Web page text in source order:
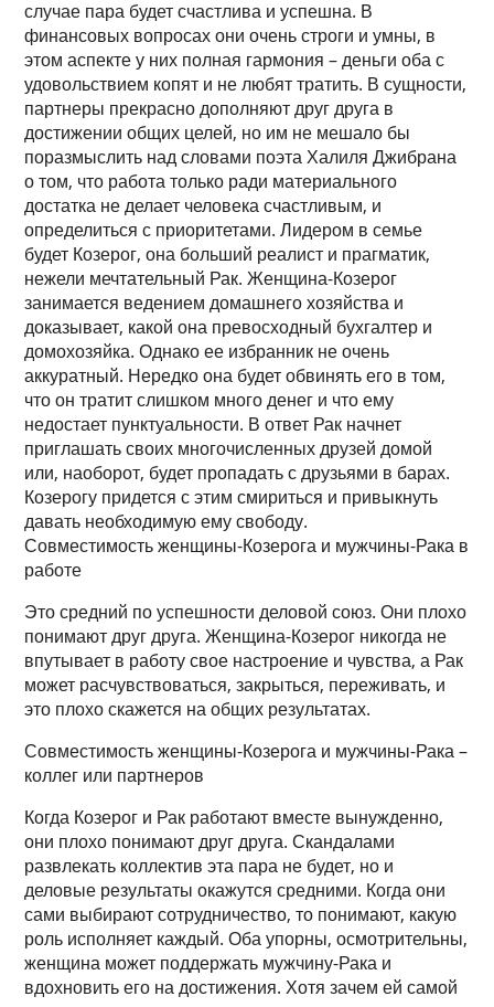
случае пара будет счастлива и успешна. В
финансовых вопросах они очень строги и умны, в
этом аспекте у них полная гармония – деньги оба с
удовольствием копят и не любят тратить. В сущности,
партнеры прекрасно дополняют друг друга в
достижении общих целей, но им не мешало бы
поразмыслить над словами поэта Халиля Джибрана
о том, что работа только ради материального
достатка не делает человека счастливым, и
определиться с приоритетами. Лидером в семье
будет Козерог, она больший реалист и прагматик,
нежели мечтательный Рак. Женщина-Козерог
занимается ведением домашнего хозяйства и
доказывает, какой она превосходный бухгалтер и
домохозяйка. Однако ее избранник не очень
аккуратный. Нередко она будет обвинять его в том,
что он тратит слишком много денег и что ему
недостает пунктуальности. В ответ Рак начнет
приглашать своих многочисленных друзей домой
или, наоборот, будет пропадать с друзьями в барах.
Козерогу придется с этим смириться и привыкнуть
давать необходимую ему свободу.
Совместимость женщины-Козерога и мужчины-Рака в
работе
Это средний по успешности деловой союз. Они плохо
понимают друг друга. Женщина-Козерог никогда не
впутывает в работу свое настроение и чувства, а Рак
может расчувствоваться, закрыться, переживать, и
это плохо скажется на общих результатах.
Совместимость женщины-Козерога и мужчины-Рака –
коллег или партнеров
Когда Козерог и Рак работают вместе вынужденно,
они плохо понимают друг друга. Скандалами
развлекать коллектив эта пара не будет, но и
деловые результаты окажутся средними. Когда они
сами выбирают сотрудничество, то понимают, какую
роль исполняет каждый. Оба упорны, осмотрительны,
женщина может поддержать мужчину-Рака и
вдохновить его на достижения. Хотя зачем ей самой